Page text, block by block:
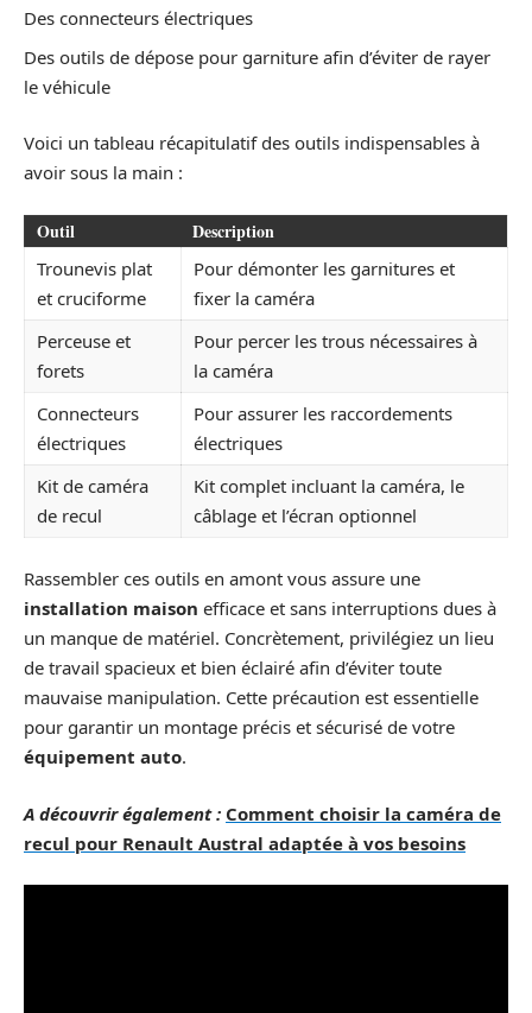
Des connecteurs électriques
Des outils de dépose pour garniture afin d’éviter de rayer
le véhicule
Voici un tableau récapitulatif des outils indispensables à
avoir sous la main :
Outil Description
Trounevis plat
et cruciforme
Pour démonter les garnitures et
fixer la caméra
Perceuse et
forets
Pour percer les trous nécessaires à
la caméra
Connecteurs
électriques
Pour assurer les raccordements
électriques
Kit de caméra
de recul
Kit complet incluant la caméra, le
câblage et l’écran optionnel
Rassembler ces outils en amont vous assure une
installation maison efficace et sans interruptions dues à
un manque de matériel. Concrètement, privilégiez un lieu
de travail spacieux et bien éclairé afin d’éviter toute
mauvaise manipulation. Cette précaution est essentielle
pour garantir un montage précis et sécurisé de votre
équipement auto.
A découvrir également : Comment choisir la caméra de
recul pour Renault Austral adaptée à vos besoins